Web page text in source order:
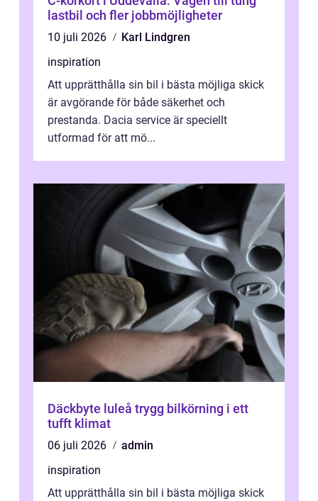
lastbil och fler jobbmöjligheter
10 juli 2026
Karl Lindgren
inspiration
Att upprätthålla sin bil i bästa möjliga skick
är avgörande för både säkerhet och
prestanda. Dacia service är speciellt
utformad för att mö...
Däckbyte luleå trygg bilkörning i ett
tufft klimat
06 juli 2026
admin
inspiration
Att upprätthålla sin bil i bästa möjliga skick